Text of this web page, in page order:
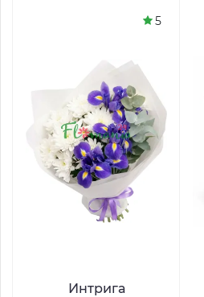
Интрига
5